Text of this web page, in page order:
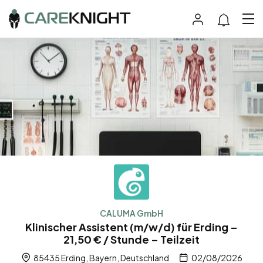
CALUMA GmbH
Klinischer Assistent (m/w/d) für Erding –
21,50 € / Stunde – Teilzeit
85435 Erding, Bayern, Deutschland 02/08/2026